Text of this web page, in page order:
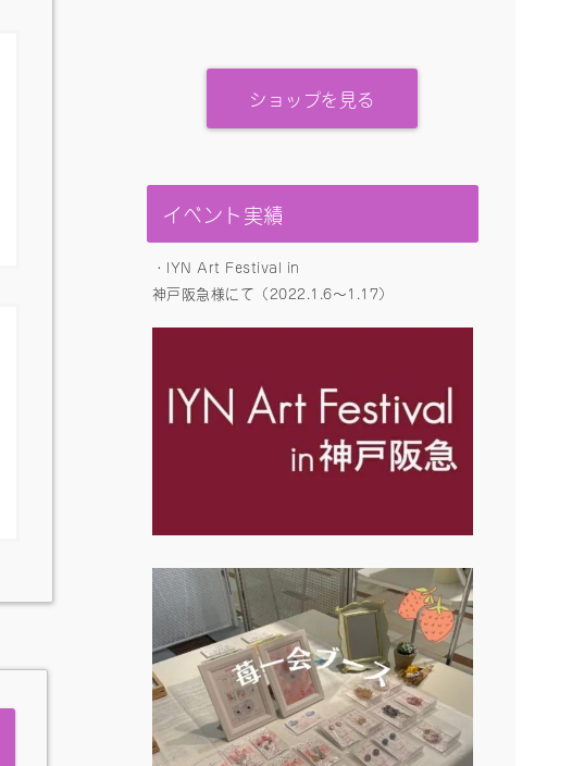
ショップを見る
イベント実績
・IYN Art Festival in
神戸阪急様にて（2022.1.6〜1.17）